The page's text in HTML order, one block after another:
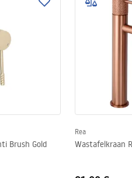
Brush Gold
Rea
Wastafelkraan